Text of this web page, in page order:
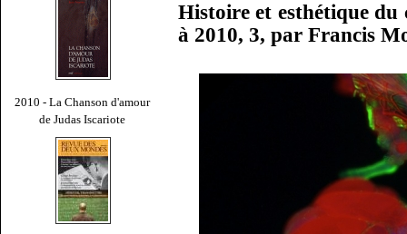
2010 - La Chanson d'amour
de Judas Iscariote
Histoire et esthétique du
à 2010, 3, par Francis